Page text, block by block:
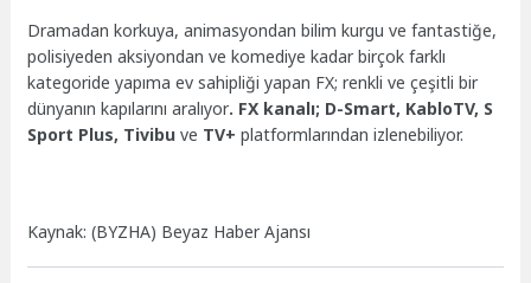
Dramadan korkuya, animasyondan bilim kurgu ve fantastiğe,
polisiyeden aksiyondan ve komediye kadar birçok farklı
kategoride yapıma ev sahipliği yapan FX; renkli ve çeşitli bir
dünyanın kapılarını aralıyor. FX kanalı; D-Smart, KabloTV, S
Sport Plus, Tivibuve TV+platformlarından izlenebiliyor.
Kaynak: (BYZHA) Beyaz Haber Ajansı